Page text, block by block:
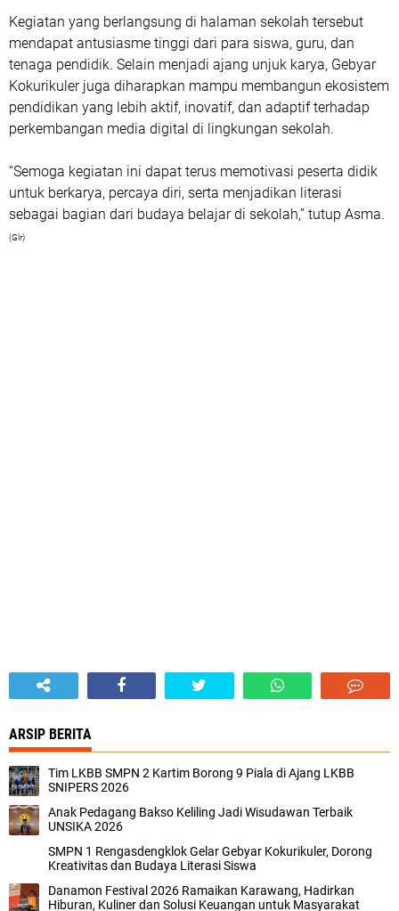
Kegiatan yang berlangsung di halaman sekolah tersebut
mendapat antusiasme tinggi dari para siswa, guru, dan
tenaga pendidik. Selain menjadi ajang unjuk karya, Gebyar
Kokurikuler juga diharapkan mampu membangun ekosistem
pendidikan yang lebih aktif, inovatif, dan adaptif terhadap
perkembangan media digital di lingkungan sekolah.
“Semoga kegiatan ini dapat terus memotivasi peserta didik
untuk berkarya, percaya diri, serta menjadikan literasi
sebagai bagian dari budaya belajar di sekolah,” tutup Asma.
(Glr)
ARSIP BERITA
Tim LKBB SMPN 2 Kartim Borong 9 Piala di Ajang LKBB
SNIPERS 2026
Anak Pedagang Bakso Keliling Jadi Wisudawan Terbaik
UNSIKA 2026
SMPN 1 Rengasdengklok Gelar Gebyar Kokurikuler, Dorong
Kreativitas dan Budaya Literasi Siswa
Danamon Festival 2026 Ramaikan Karawang, Hadirkan
Hiburan, Kuliner dan Solusi Keuangan untuk Masyarakat